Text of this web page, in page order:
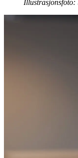
Illustrasjonsfoto: